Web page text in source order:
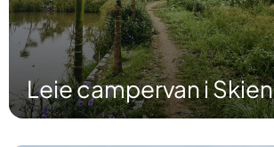
Leie campervan i Skien